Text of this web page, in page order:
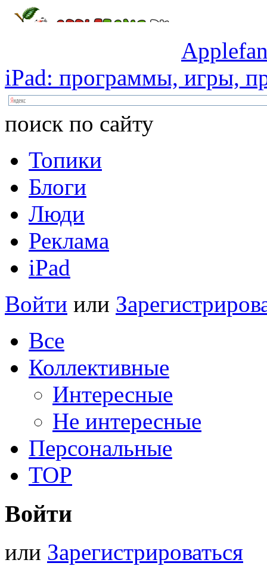
iPad: программы, игры,
поиск по сайту
Топики
Блоги
Люди
Реклама
iPad
Войти или
Все
Коллективные
Интересные
Не интересные
Персональные
TOP
Войти
или Зарегистрироваться